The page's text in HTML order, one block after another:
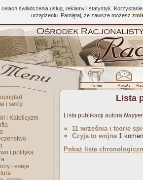
świadczenia usług, reklamy i statystyk.
urządzeniu. Pamiętaj, że zawsze możesz
i sekty
i Katolicyzm
i polityka
i eseje
Lista
Lista publikacji autora
11 września i teorie
Czyja to wojna1
Pokaż listę